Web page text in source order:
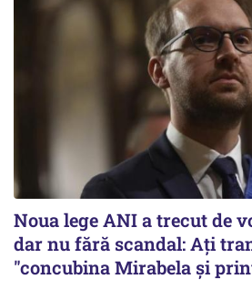
Noua lege ANI a trecut de
dar nu fără scandal: Ați
"concubina Mirabela şi